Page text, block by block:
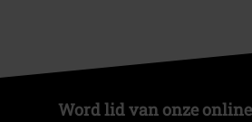
Word lid van onze